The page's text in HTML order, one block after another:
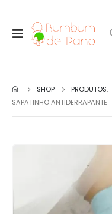
SHOP PRODUTOS,
SAPATINHO ANTIDERRAPANTE